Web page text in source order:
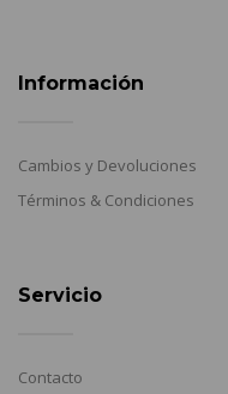
Información
Cambios y Devoluciones
Términos & Condiciones
Servicio
Contacto